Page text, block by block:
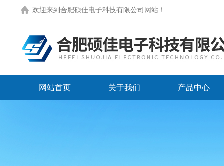
欢迎来到 合肥硕佳电子科技有限公司网站 ！
网站首页 关于我们 产品中心